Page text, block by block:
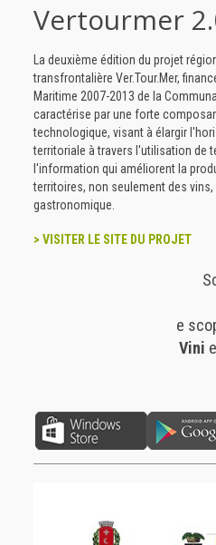
Vertourmer
La deuxième édition du projet
transfrontalière Ver.Tour.Mer,
Maritime 2007-2013 de la
caractérise par une forte
technologique, visant à élargir
territoriale à travers l'utilisation de
l'information qui améliorent la
territoires, non seulement des
gastronomique.
> VISITER LE SITE DU PROJET
e
Vini e